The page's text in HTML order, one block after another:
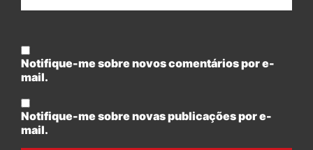
Notifique-me sobre novos comentários por e-
mail.
Notifique-me sobre novas publicações por e-
mail.